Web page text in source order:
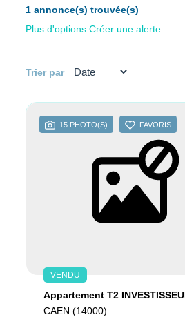
1 annonce(s) trouvée(s)
Plus d'options Créer une alerte
Trier par
15 PHOTO(S) FAVORIS
VENDU
CAEN (14000)